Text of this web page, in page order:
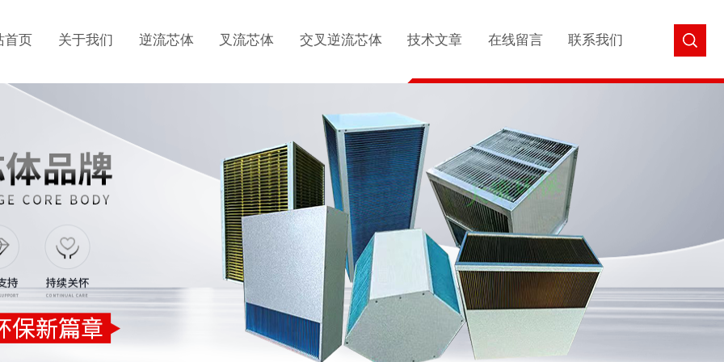
首页 关于我们 逆流芯体 叉流芯体 交叉逆流芯体 技术文章 在线留言 联系我们